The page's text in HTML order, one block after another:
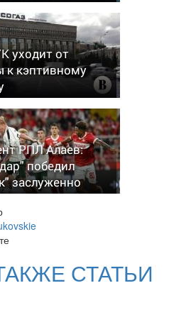
уходит от
к кэптивному
РПЛ Алаев:
победил
заслуженно
СТАТЬИ